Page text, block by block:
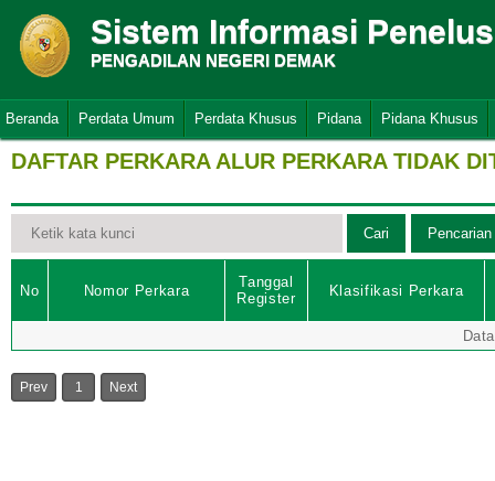
Sistem Informasi
PENGADILAN NEGERI DEMAK
Beranda Perdata Umum Perdata Khusus Pidana Pidana Khusus
DAFTAR PERKARA ALUR PERKARA TIDAK
No Nomor Perkara
Tanggal
Register
Klasifikasi Perkara
Prev 1 Next